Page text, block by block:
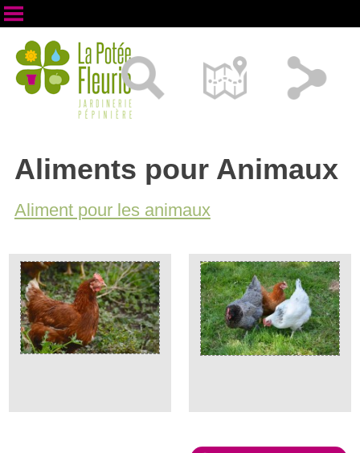
Aliments pour Animaux
Aliment pour les animaux